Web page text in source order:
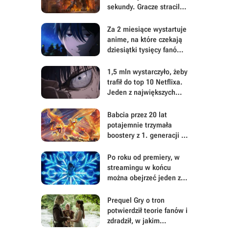
sekundy. Gracze stracili
zastanawiają się czy to
ich błąd, czy bug
Za 2 miesiące wystartuje
anime, na które czekają
dziesiątki tysięcy fanów.
zakończenia
1,5 mln wystarczyło, żeby
trafił do top 10 Netflixa.
Jeden z największych
niedawna jest dostępny
w całości
Babcia przez 20 lat
potajemnie trzymała
boostery z 1. generacji i
Pokemon TCG. Teraz
wnuki znalazły kolekcję
wartą nawet 300 tys.
Po roku od premiery, w
streamingu w końcu
można obejrzeć jeden z
fantasy 2025 roku
Prequel Gry o tron
potwierdził teorie fanów i
zdradził, w jakim